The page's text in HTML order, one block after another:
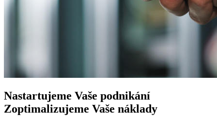
Nastartujeme Vaše podnikání
Zoptimalizujeme Vaše náklady